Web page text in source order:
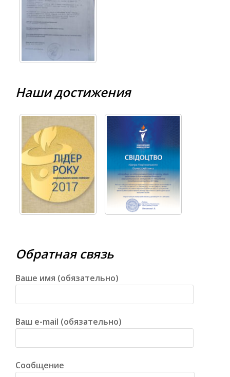
Наши достижения
Обратная связь
Ваше имя (обязательно)
Ваш e-mail (обязательно)
Сообщение